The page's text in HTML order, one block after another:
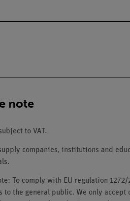
note
to VAT.
companies, institutions and
To comply with EU regulation
to the general public. We only